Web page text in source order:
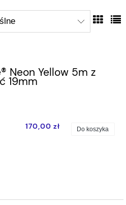
Neon Yellow 5m z
19mm
170,00 zł Do koszyka